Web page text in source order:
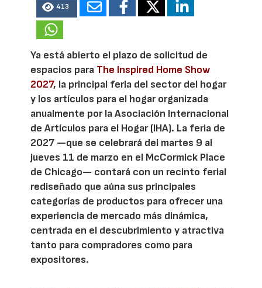
413
Ya está abierto el plazo de solicitud de
espacios para The Inspired Home Show
2027, la principal feria del sector del hogar
y los artículos para el hogar organizada
anualmente por la Asociación Internacional
de Artículos para el Hogar (IHA). La feria de
2027 —que se celebrará del martes 9 al
jueves 11 de marzo en el McCormick Place
de Chicago— contará con un recinto ferial
rediseñado que aúna sus principales
categorías de productos para ofrecer una
experiencia de mercado más dinámica,
centrada en el descubrimiento y atractiva
tanto para compradores como para
expositores.